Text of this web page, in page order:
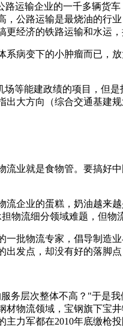
运输企业的一千多辆货
公路运输是最烧油的行
经济的铁路运输和水运，
病变下的小肿瘤而已，
等能建政绩的项目，但
大方向（综合交通基建规
业就是食物管。要搞好
企业的蛋糕，奶油越来
物流细分领域难题，但物
批物流专家，倡导制造
出发点，却没有好的落脚点
层次整体不高？"于是
物流领域，宝钢旗下宝
力军都在2010年底缴枪投